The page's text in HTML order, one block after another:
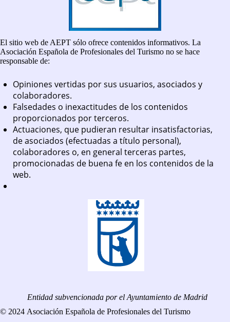
El sitio web de AEPT sólo ofrece contenidos informativos. La
Asociación Española de Profesionales del Turismo no se hace
responsable de:
Opiniones vertidas por sus usuarios, asociados y
colaboradores.
Falsedades o inexactitudes de los contenidos
proporcionados por terceros.
Actuaciones, que pudieran resultar insatisfactorias,
de asociados (efectuadas a título personal),
colaboradores o, en general terceras partes,
promocionadas de buena fe en los contenidos de la
web.
Entidad subvencionada por el Ayuntamiento de Madrid
© 2024 Asociación Española de Profesionales del Turismo